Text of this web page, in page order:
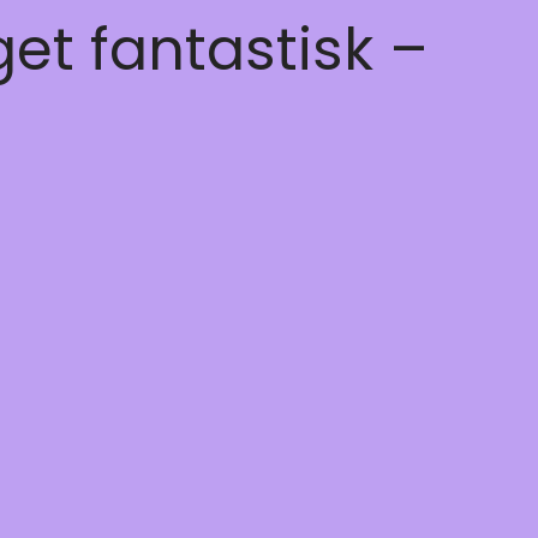
fantastisk –